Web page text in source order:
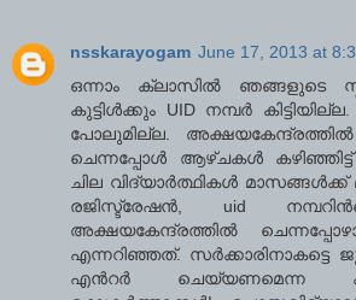
nsskarayogam June 17, 2013 at
ഒന്നാം ക്ലാസില്‍ ഞങ്ങളുടെ
കുട്ടിള്‍ക്കും UID നമ്പര്‍
പോലുമില്ല.
ചെന്നപ്പോള്‍ ആഴ്ചകള്‍
ചില വിദ്യാര്‍ത്ഥികള്‍
രജിസ്ട്രേഷന്‍, uid
അക്ഷയകേന്ദ്രത്തില്‍
എന്നറിഞ്ഞത്. സര്‍ക്കാരിനാകട്ടെ
എന്‍റര്‍ ചെയ്യണമെന്ന